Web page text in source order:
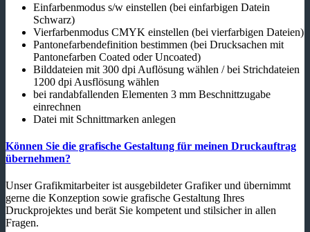
Einfarbenmodus s/w einstellen (bei einfarbigen Datein
Schwarz)
Vierfarbenmodus CMYK einstellen (bei vierfarbigen Dateien)
Pantonefarbendefinition bestimmen (bei Drucksachen mit
Pantonefarben Coated oder Uncoated)
Bilddateien mit 300 dpi Auflösung wählen / bei Strichdateien
1200 dpi Ausflösung wählen
bei randabfallenden Elementen 3 mm Beschnittzugabe
einrechnen
Datei mit Schnittmarken anlegen
Können Sie die grafische Gestaltung für meinen Druckauftrag
übernehmen?
Unser Grafikmitarbeiter ist ausgebildeter Grafiker und übernimmt
gerne die Konzeption sowie grafische Gestaltung Ihres
Druckprojektes und berät Sie kompetent und stilsicher in allen
Fragen.